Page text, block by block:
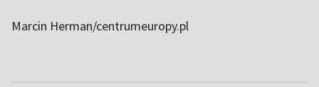
Marcin Herman/centrumeuropy.pl